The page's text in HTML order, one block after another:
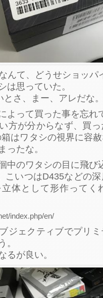
んて、どうせショッパ
は思っていた。
とさ、まー、アレだな
よって買った事を忘れ
方が分からなず、買
はワタシの視界に容
ったな。
中のワタシの目に飛び
こいつはD435などの
体として形作ってく
index.php/en/
ジェクティブでプリ
。
るが良い。